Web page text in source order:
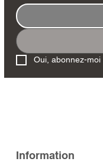
Oui, abonnez-
Information